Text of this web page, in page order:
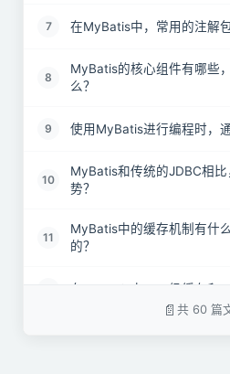
7 在MyBatis中，常用的注解
8
MyBatis的核心组件有哪些
么？
9 使用MyBatis进行编程时，
10
MyBatis和传统的JDBC相
势？
11
MyBatis中的缓存机制有什
的？
在MyBatis中，一级缓存和
共 60 篇